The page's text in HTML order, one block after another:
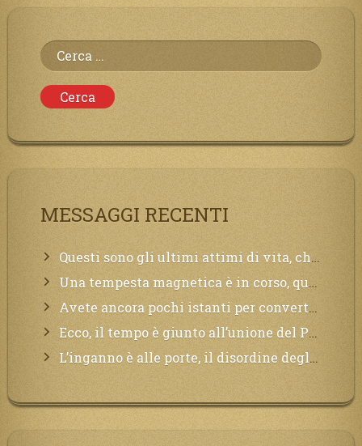
Ricerca
per:
MESSAGGI RECENTI
Questi sono gli ultimi attimi di vita, chi si vuole salvare Mi chiami in suo aiuto.
Una tempesta magnetica è in corso, questa generazione patirà. Il black out non tarderà ad arrivare e tutta la Terra sarà oscurata.
Avete ancora pochi istanti per convertirvi, non perdete tempo, la sciagura arriverà all’improvviso e per chi non si sarà preparato saranno dolori.
Ecco, il tempo è giunto all’unione del Padre con il figlio, non avete che da attendere pochissimo.
L’inganno è alle porte, il disordine degli ordinati urlerà perdono, ma sarà troppo tardi, il tradimento è stato grande!